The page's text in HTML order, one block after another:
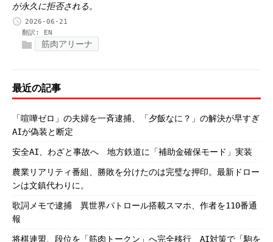
が永久に拒否される。
2026-06-21
翻訳: EN
筋肉アリーナ
最近の記事
「喧嘩ゼロ」の夫婦を一斉逮捕、「夕飯なに？」の解決が早すぎ
AIが偽装と断定
安全AI、わざと事故へ 地方鉄道に「補助金確保モード」実装
農業リアリティ番組、勝敗を分けたのは完璧な押印。最新ドロー
ンは文鎮代わりに。
歌詞メモで逮捕 異世界パトロール搭載スマホ、作者を110番通
報
将棋連盟、段位を「筋肉トークン」へ完全移行 AI対策で「駒を